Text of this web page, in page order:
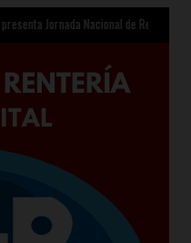
Nacional de Reforestación 2026